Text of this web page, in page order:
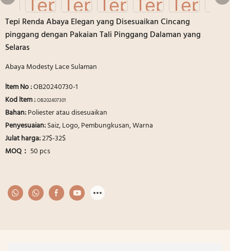
Tepi Renda Abaya Elegan yang Disesuaikan Cincang
pinggang dengan Pakaian Tali Pinggang Dalaman yang
Selaras
Abaya Modesty Lace Sulaman
ltem No:OB20240730-1
Kod ltem :OB202407301
Bahan:Poliester atau disesuaikan
Penyesuaian:Saiz, Logo, Pembungkusan, Warna
Julat harga:27$-32$
MOQ： 50 pcs